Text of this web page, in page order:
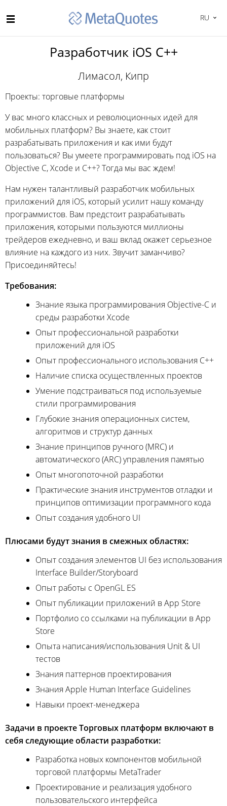
RU
Разработчик iOS C++
Лимасол, Кипр
Проекты: торговые платформы
У вас много классных и революционных идей для
мобильных платформ? Вы знаете, как стоит
разрабатывать приложения и как ими будут
пользоваться? Вы умеете программировать под iOS на
Objective C, Xcode и C++? Тогда мы вас ждем!
Нам нужен талантливый разработчик мобильных
приложений для iOS, который усилит нашу команду
программистов. Вам предстоит разрабатывать
приложения, которыми пользуются миллионы
трейдеров ежедневно, и ваш вклад окажет серьезное
влияние на каждого из них. Звучит заманчиво?
Присоединяйтесь!
Требования:
Знание языка программирования Objective-C и
среды разработки Xcode
Опыт профессиональной разработки
приложений для iOS
Опыт профессионального использования C++
Наличие списка осуществленных проектов
Умение подстраиваться под используемые
стили программирования
Глубокие знания операционных систем,
алгоритмов и структур данных
Знание принципов ручного (MRC) и
автоматического (ARC) управления памятью
Опыт многопоточной разработки
Практические знания инструментов отладки и
принципов оптимизации программного кода
Опыт создания удобного UI
Плюсами будут знания в смежных областях:
Опыт создания элементов UI без использования
Interface Builder/Storyboard
Опыт работы с OpenGL ES
Опыт публикации приложений в App Store
Портфолио со ссылками на публикации в App
Store
Опыта написания/использования Unit & UI
тестов
Знания паттернов проектирования
Знания Apple Human Interface Guidelines
Навыки проект-менеджера
Задачи в проекте Торговых платформ включают в
себя следующие области разработки:
Разработка новых компонентов мобильной
торговой платформы MetaTrader
Проектирование и реализация удобного
пользовательского интерфейса